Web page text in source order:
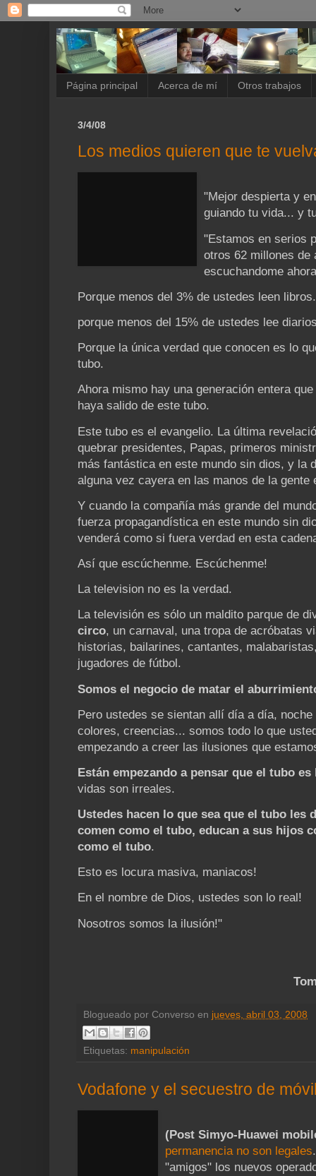
Página principal Acerca de mí Otros trabajos
3/4/08
Los medios quieren que te
"Mejor despierta y
guiando tu vida... y
"Estamos en serios
otros 62 millones de
escuchandome
Porque menos del 3% de ustedes leen libros.
porque menos del 15% de ustedes lee
Porque la única verdad que conocen es lo
tubo.
Ahora mismo hay una generación entera
haya salido de este tubo.
Este tubo es el evangelio. La última
quebrar presidentes, Papas, primeros
más fantástica en este mundo sin dios, y la
alguna vez cayera en las manos de la gente
Y cuando la compañía más grande del
fuerza propagandística en este mundo sin
venderá como si fuera verdad en esta
Así que escúchenme. Escúchenme!
La television no es la verdad.
La televisión es sólo un maldito parque de
circo, un carnaval, una tropa de acróbatas
historias, bailarines, cantantes,
jugadores de fútbol.
Somos el negocio de matar el
Pero ustedes se sientan allí día a día,
colores, creencias... somos todo lo que
empezando a creer las ilusiones que
Están empezando a pensar que el tubo es
vidas son irreales.
Ustedes hacen lo que sea que el tubo les
comen como el tubo, educan a sus hijos
como el tubo.
Esto es locura masiva, maniacos!
En el nombre de Dios, ustedes son lo real!
Nosotros somos la ilusión!"
Blogueado por Converso en jueves, abril 03, 2008
Etiquetas: manipulación
Vodafone y el secuestro de
(Post Simyo-Huawei
permanencia no son legales
"amigos" los nuevos